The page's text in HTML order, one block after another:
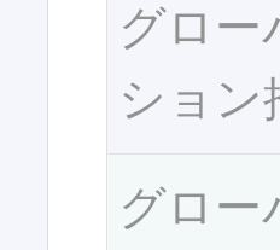
グロー
ション
グロー